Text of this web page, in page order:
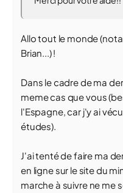
Allo tout le monde
Brian...) !
Dans le cadre de ma
meme cas que vous
l'Espagne, car j'y ai
études).
J'ai tenté de faire ma
en ligne sur le site du
marche à suivre ne me